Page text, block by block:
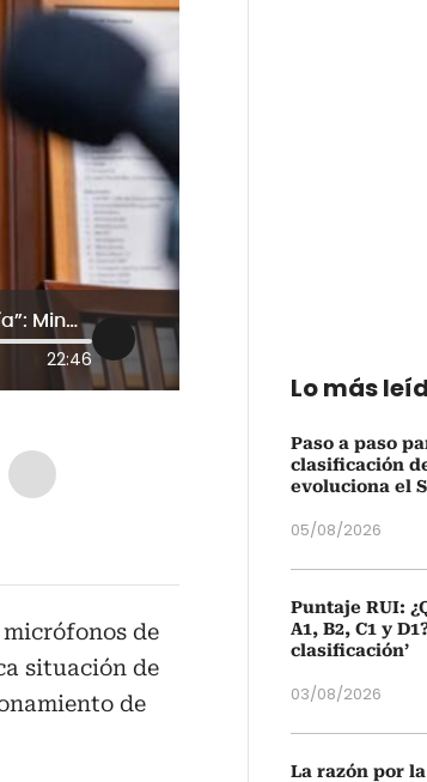
“Podemos tener la garantía de que no hay racionamiento de energía”: MinMinas
22:46
de
situación de
de
Lo más
Paso a paso
clasificación
evoluciona el
05/08/2026
Puntaje RUI:
A1, B2, C1 y
clasificación’
03/08/2026
La razón por